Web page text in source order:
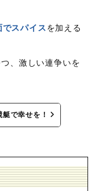
でスパイスを加える
、激しい連争いを
艇で幸せを！